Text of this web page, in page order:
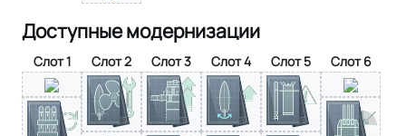
Доступные модернизации
Слот 1 Слот 2 Слот 3 Слот 4 Слот 5 Слот 6